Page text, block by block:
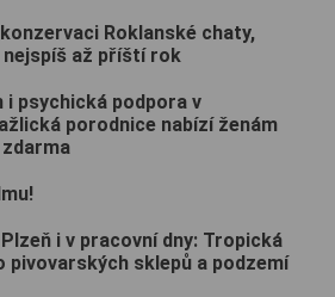
Roklanské chaty,
až příští rok
i psychická podpora v
porodnice nabízí ženám
i v pracovní dny: Tropická
pivovarských sklepů a podzemí